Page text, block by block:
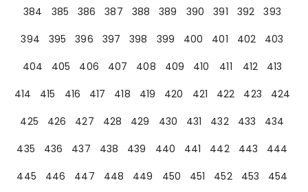
384
385 386 387 388 389 390 391 392
393
394
395 396 397 398 399 400 401 402
403
404
405 406 407 408 409 410 411 412
413
414
415 416 417 418 419 420 421 422 423
424
425
426 427 428 429 430 431 432 433
434
435
436 437 438 439 440 441 442 443
444
445
446 447 448 449 450 451 452 453
454